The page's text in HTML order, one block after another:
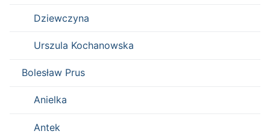
Dziewczyna
Urszula Kochanowska
Bolesław Prus
Anielka
Antek